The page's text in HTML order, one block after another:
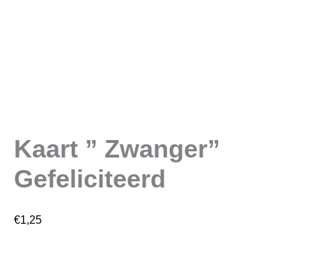
Kaart ” Zwanger”
Gefeliciteerd
€1,25